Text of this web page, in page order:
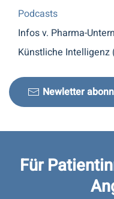
Podcasts
Infos v. Pharma-
Künstliche Intelligenz
Newletter
Für